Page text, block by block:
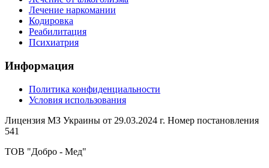
Лечение наркомании
Кодировка
Реабилитация
Психиатрия
Информация
Политика конфиденциальности
Условия использования
Лицензия МЗ Украины от 29.03.2024 г. Номер постановления
541
ТОВ "Добро - Мед"